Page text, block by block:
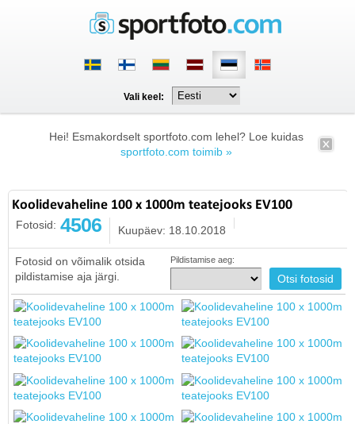
Vali keel:
Hei! Esmakordselt sportfoto.com lehel? Loe kuidas
sportfoto.com toimib »
Koolidevaheline 100 x 1000m teatejooks EV100
Fotosid: 4506 Kuupäev: 18.10.2018
Fotosid on võimalik otsida
pildistamise aja järgi.
Pildistamise aeg: